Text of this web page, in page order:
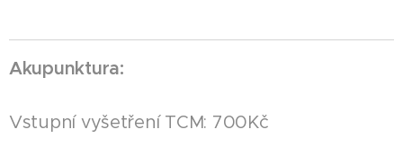
Akupunktura:
Vstupní vyšetření TCM: 700Kč